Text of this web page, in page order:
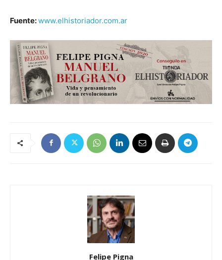
Fuente:www.elhistoriador.com.ar
Felipe Pigna